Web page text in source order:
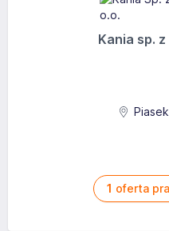
Kania sp. z
Piasek
1 oferta